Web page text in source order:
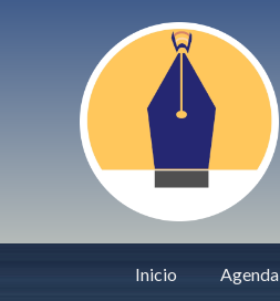
User
account
menu
Main
Inicio Agenda